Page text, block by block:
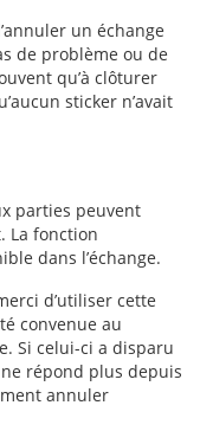
un échange
de problème ou de
qu’à clôturer
sticker n’avait
parties peuvent
La fonction
dans l’échange.
d’utiliser cette
convenue au
Si celui-ci a disparu
répond plus depuis
annuler